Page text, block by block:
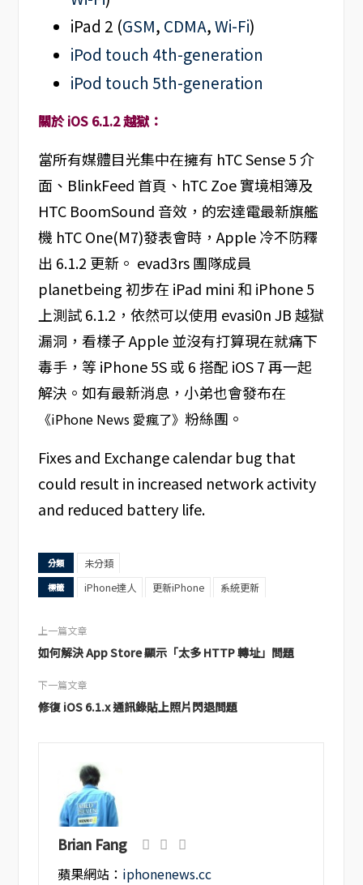
iPad 2 (GSM, CDMA,Wi-Fi)
iPod touch 4th-generation
iPod touch 5th-generation
關於 iOS 6.1.2 越獄：
當所有媒體目光集中在擁有 hTC Sense 5 介
面、BlinkFeed 首頁、hTC Zoe 實境相簿及
HTC BoomSound 音效，的宏達電最新旗艦
機 hTC One(M7)發表會時，Apple 冷不防釋
出 6.1.2 更新。 evad3rs 團隊成員
planetbeing 初步在 iPad mini 和 iPhone 5
上測試 6.1.2，依然可以使用 evasi0n JB 越獄
漏洞，看樣子 Apple 並沒有打算現在就痛下
毒手，等 iPhone 5S 或 6 搭配 iOS 7 再一起
解決。如有最新消息，小弟也會發布在
《iPhone News 愛瘋了》 粉絲團。
Fixes and Exchange calendar bug that
could result in increased network activity
and reduced battery life.
分類 未分類
標籤 iPhone達人 更新iPhone 系統更新
上一篇文章
如何解決 App Store 顯示「太多 HTTP 轉址」問題
下一篇文章
修復 iOS 6.1.x 通訊錄貼上照片閃退問題
Brian Fang
蘋果網站： iphonenews.cc